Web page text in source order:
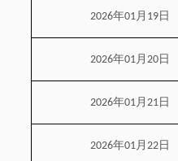
2026年01月 19 日
2026年01月 20 日
2026年01月 21 日
2026年01月 22 日